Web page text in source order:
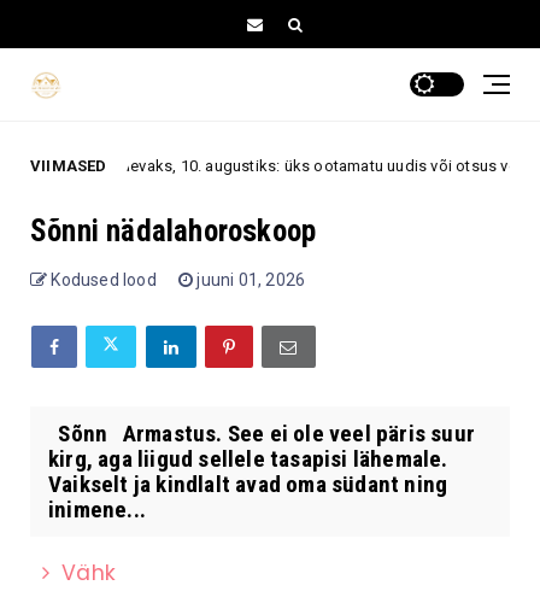
VIIMASED
esmaspäevaks, 10. augustiks: üks ootamatu uudis või otsus võib
Sõnni nädalahoroskoop
Kodused lood juuni 01, 2026
Sõnn Armastus. See ei ole veel päris suur
kirg, aga liigud sellele tasapisi lähemale.
Vaikselt ja kindlalt avad oma südant ning
inimene...
Vähk